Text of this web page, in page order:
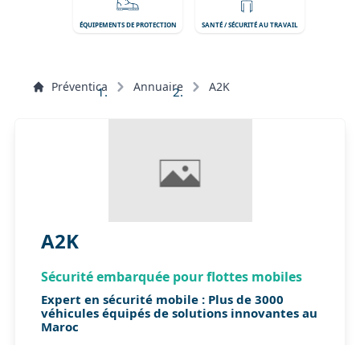
ÉQUIPEMENTS DE PROTECTION SANTÉ / SÉCURITÉ AU TRAVAIL
Préventica Annuaire A2K
A2K
Sécurité embarquée pour flottes mobiles
Expert en sécurité mobile : Plus de 3000
véhicules équipés de solutions innovantes au
Maroc